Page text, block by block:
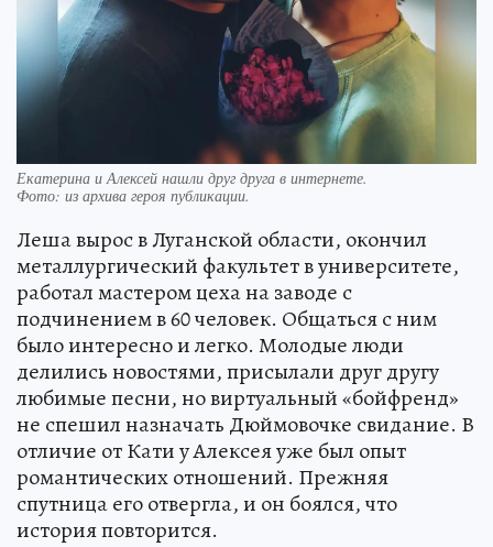
Екатерина и Алексей нашли друг друга в интернете.
Фото: из архива героя публикации.
Леша вырос в Луганской области, окончил
металлургический факультет в университете,
работал мастером цеха на заводе с
подчинением в 60 человек. Общаться с ним
было интересно и легко. Молодые люди
делились новостями, присылали друг другу
любимые песни, но виртуальный «бойфренд»
не спешил назначать Дюймовочке свидание. В
отличие от Кати у Алексея уже был опыт
романтических отношений. Прежняя
спутница его отвергла, и он боялся, что
история повторится.